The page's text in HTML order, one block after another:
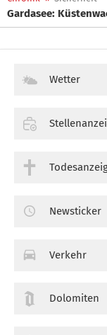
Gardasee:
Wetter
Newsticker
Verkehr
Dolomiten